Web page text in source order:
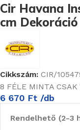
Cir Havana
cm Dekoráció
Cikkszám: CIR/
8 FÉLE MINTA CSAK
6 670 Ft /db
Rendelhető (2-3